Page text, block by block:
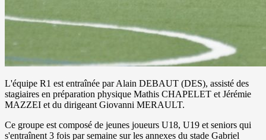
L'équipe R1 est entraînée par Alain DEBAUT (DES), assisté des
stagiaires en préparation physique Mathis CHAPELET et Jérémie
MAZZEI et du dirigeant Giovanni MERAULT.
Ce groupe est composé de jeunes joueurs U18, U19 et seniors qui
s'entraînent 3 fois par semaine sur les annexes du stade Gabriel